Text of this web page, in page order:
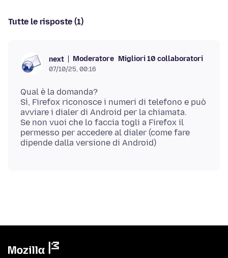
Tutte le risposte (1)
next Moderatore Migliori 10 collaboratori
07/10/25, 00:16
Qual è la domanda?
Sì, Firefox riconosce i numeri di telefono e può
avviare i dialer di Android per la chiamata.
Se non vuoi che lo faccia togli a Firefox il
permesso per accedere al dialer (come fare